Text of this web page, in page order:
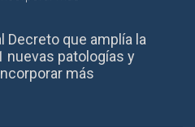
Decreto que amplía la
nuevas patologías y
más